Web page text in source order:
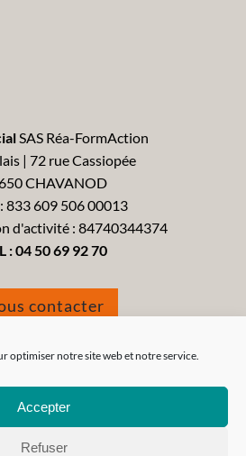
optimiser notre site web et notre service.
Accepter
Refuser
SAS Réa-FormAction
| 72 rue Cassiopée
CHAVANOD
: 833 609 506 00013
d'activité : 84740344374
:04 50 69 92 70
contacter